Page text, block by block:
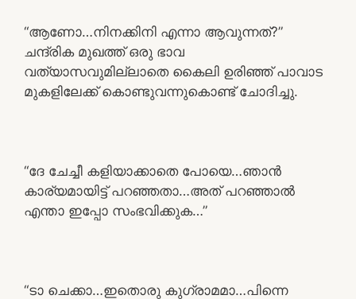
“ആണോ…നിനക്കിനി എന്നാ ആവുന്നത്?”
ചന്ദ്രിക മുഖത്ത് ഒരു ഭാവ
വത്യാസവുമില്ലാതെ കൈലി ഉരിഞ്ഞ് പാവാട
മുകളിലേക്ക് കൊണ്ടുവന്നുകൊണ്ട് ചോദിച്ചു.
“ദേ ചേച്ചീ കളിയാക്കാതെ പോയെ…ഞാൻ
കാര്യമായിട്ട് പറഞ്ഞതാ…അത് പറഞ്ഞാൽ
എന്താ ഇപ്പോ സംഭവിക്കുക…”
“ടാ ചെക്കാ…ഇതൊരു കുഗ്രാമമാ…പിന്നെ